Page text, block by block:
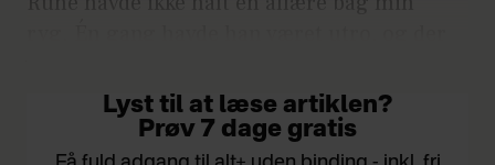
Lyst til at læse artiklen?
Prøv 7 dage gratis